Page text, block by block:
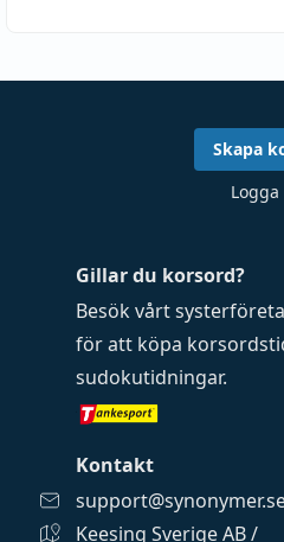
Gillar du korsord?
Besök vårt
för att köpa
sudokutidningar.
Kontakt
Keesing Sverige AB /
Skapa
Logga